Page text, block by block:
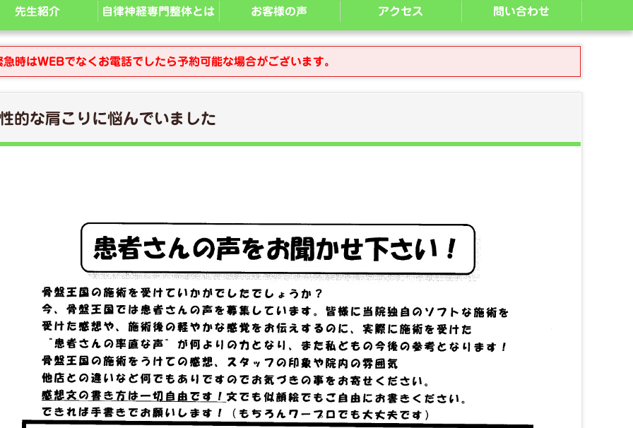
先生紹介 自律神経専門整体とは お客様の声 アクセス 問い合わせ
時はWEBでなくお電話でしたら予約可能な場合がございます。
的な肩こりに悩んでいました